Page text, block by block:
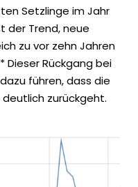
Setzlinge im Jahr
der Trend, neue
zu vor zehn Jahren
Dieser Rückgang bei
führen, dass die
zurückgeht.